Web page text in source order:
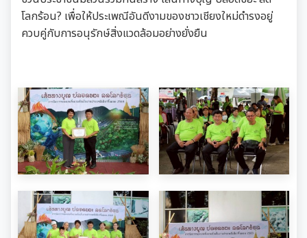
โลกร้อน? เพื่อให้ประเพณีอันดีงามของชาวเชียงใหม่ดำรงอยู่
ควบคู่กับการอนุรักษ์สิ่งแวดล้อมอย่างยั่งยืน